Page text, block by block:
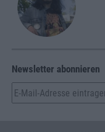
Newsletter abonnieren